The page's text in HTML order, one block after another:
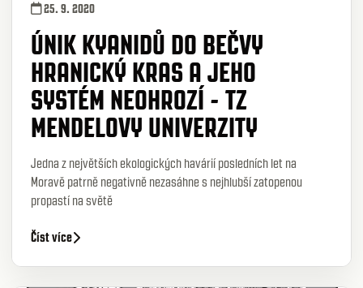
25. 9. 2020
ÚNIK KYANIDŮ DO BEČVY
HRANICKÝ KRAS A JEHO
SYSTÉM NEOHROZÍ - TZ
MENDELOVY UNIVERZITY
Jedna z největších ekologických havárií posledních let na
Moravě patrně negativně nezasáhne s nejhlubší zatopenou
propastí na světě
Číst více